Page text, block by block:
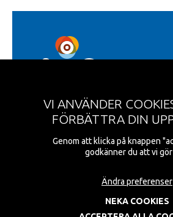
Region Skåne
Lockarpsvägen 6c
213 76 Malmö
Telefon: 040-6155500
VI ANVÄNDER
FÖRBÄTTRA DIN
Genom att klicka på knappen
godkänner du att vi
Ändra preferenser
NEKA COOKIES